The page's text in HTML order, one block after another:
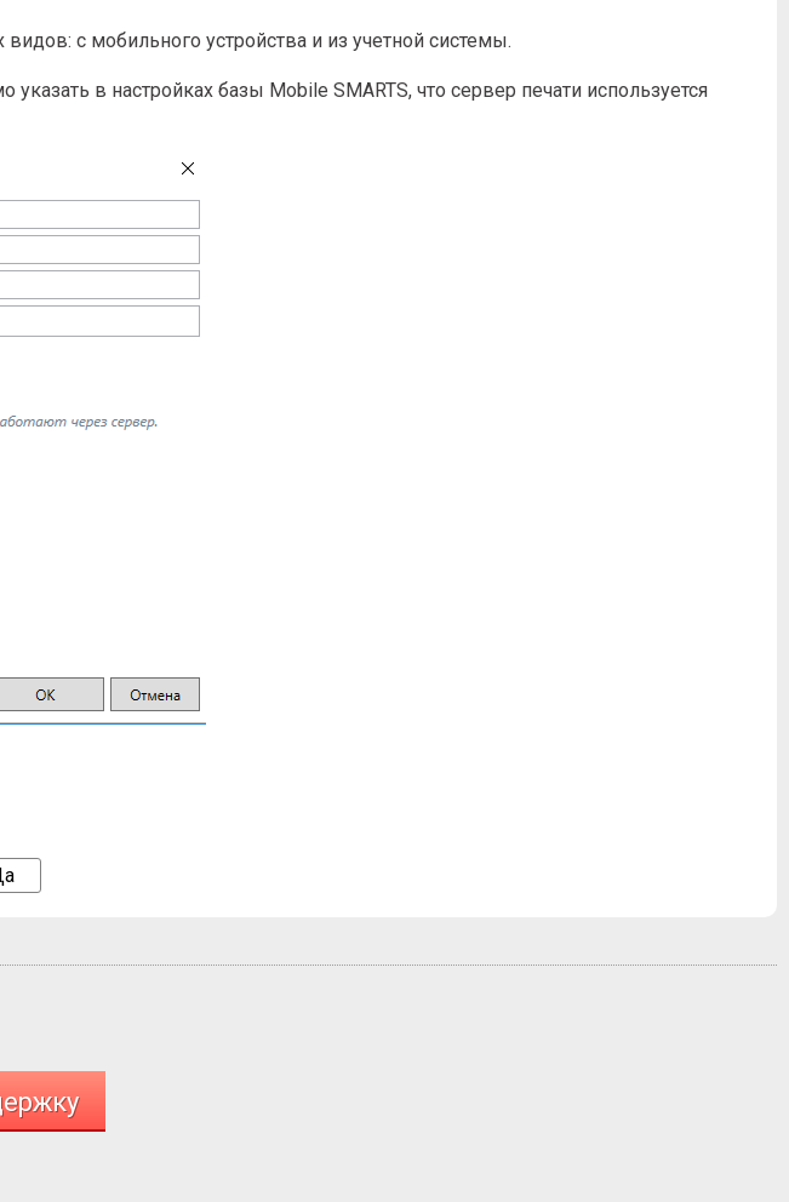
с мобильного устройства и из учетной системы.
в настройках базы Mobile SMARTS, что сервер печати используется